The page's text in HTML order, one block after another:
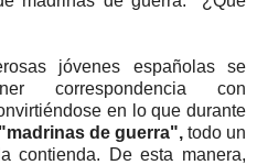
jóvenes españolas se
correspondencia con
en lo que durante
"madrinas de guerra",todo un
contienda. De esta manera,